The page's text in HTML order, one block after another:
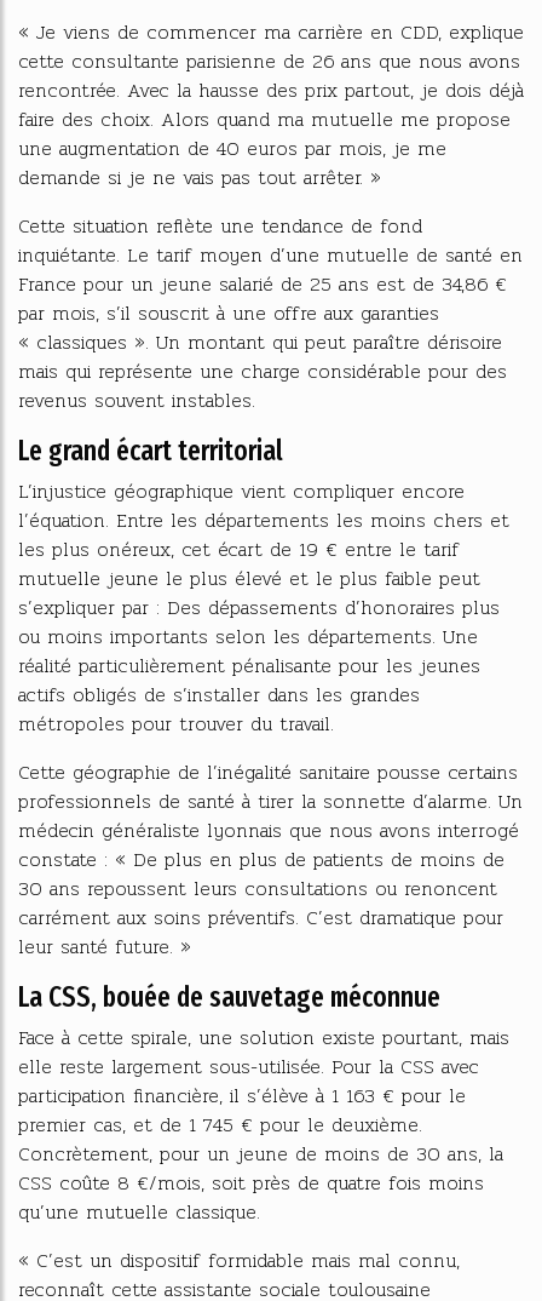
« Je viens de commencer ma carrière en CDD, explique
cette consultante parisienne de 26 ans que nous avons
rencontrée. Avec la hausse des prix partout, je dois déjà
faire des choix. Alors quand ma mutuelle me propose
une augmentation de 40 euros par mois, je me
demande si je ne vais pas tout arrêter. »
Cette situation reflète une tendance de fond
inquiétante. Le tarif moyen d’une mutuelle de santé en
France pour un jeune salarié de 25 ans est de 34,86 €
par mois, s’il souscrit à une offre aux garanties
« classiques ». Un montant qui peut paraître dérisoire
mais qui représente une charge considérable pour des
revenus souvent instables.
Le grand écart territorial
L’injustice géographique vient compliquer encore
l’équation. Entre les départements les moins chers et
les plus onéreux, cet écart de 19 € entre le tarif
mutuelle jeune le plus élevé et le plus faible peut
s’expliquer par : Des dépassements d’honoraires plus
ou moins importants selon les départements. Une
réalité particulièrement pénalisante pour les jeunes
actifs obligés de s’installer dans les grandes
métropoles pour trouver du travail.
Cette géographie de l’inégalité sanitaire pousse certains
professionnels de santé à tirer la sonnette d’alarme. Un
médecin généraliste lyonnais que nous avons interrogé
constate : « De plus en plus de patients de moins de
30 ans repoussent leurs consultations ou renoncent
carrément aux soins préventifs. C’est dramatique pour
leur santé future. »
La CSS, bouée de sauvetage méconnue
Face à cette spirale, une solution existe pourtant, mais
elle reste largement sous-utilisée. Pour la CSS avec
participation financière, il s’élève à 1 163 € pour le
premier cas, et de 1 745 € pour le deuxième.
Concrètement, pour un jeune de moins de 30 ans, la
CSS coûte 8 €/mois, soit près de quatre fois moins
qu’une mutuelle classique.
« C’est un dispositif formidable mais mal connu,
reconnaît cette assistante sociale toulousaine